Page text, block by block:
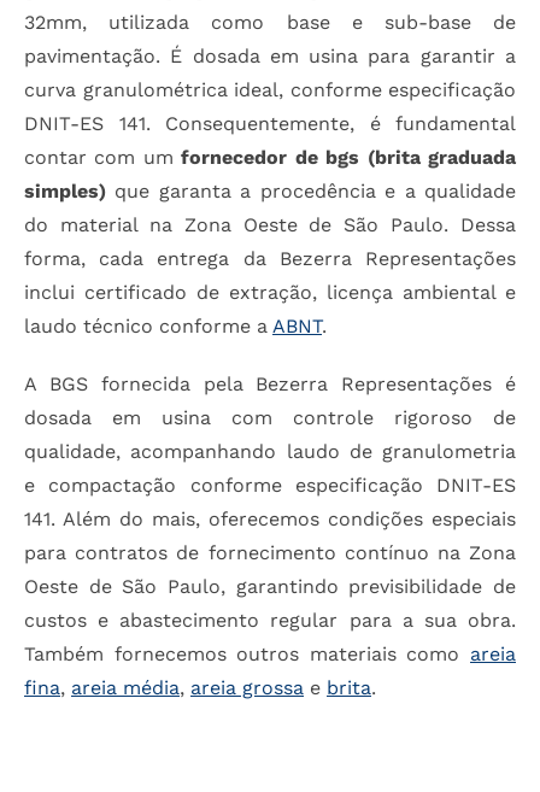
32mm, utilizada como base e sub-base de
pavimentação. É dosada em usina para garantir a
curva granulométrica ideal, conforme especificação
DNIT-ES 141. Consequentemente, é fundamental
contar com umfornecedor de bgs (brita graduada
simples) que garanta a procedência e a qualidade
do material na Zona Oeste de São Paulo. Dessa
forma, cada entrega da Bezerra Representações
inclui certificado de extração, licença ambiental e
laudo técnico conforme a ABNT.
A BGS fornecida pela Bezerra Representações é
dosada em usina com controle rigoroso de
qualidade, acompanhando laudo de granulometria
e compactação conforme especificação DNIT-ES
141. Além do mais, oferecemos condições especiais
para contratos de fornecimento contínuo na Zona
Oeste de São Paulo, garantindo previsibilidade de
custos e abastecimento regular para a sua obra.
Também fornecemos outros materiais como areia
fina, areia média, areia grossa e brita.